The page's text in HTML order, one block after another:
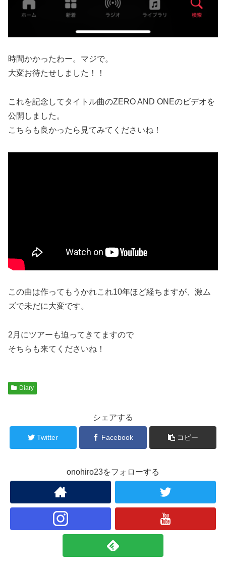
時間かかったわー。マジで。
大変お待たせしました！！
これを記念してタイトル曲のZERO AND ONEのビデオを
公開しました。
こちらも良かったら見てみてくださいね！
この曲は作ってもうかれこれ10年ほど経ちますが、激ム
ズで未だに大変です。
2月にツアーも迫ってきてますので
そちらも来てくださいね！
Diary
シェアする
Twitter Facebook コピー
onohiro23をフォローする